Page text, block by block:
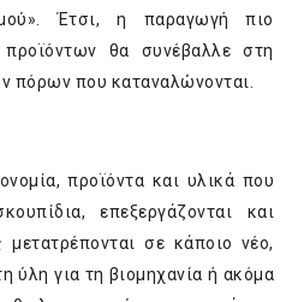
Έτσι, η παραγωγή πιο
θα συνέβαλλε στη
πόρων που καταναλώνονται.
προϊόντα και υλικά που
επεξεργάζονται και
σε κάποιο νέο,
ύλη για τη βιομηχανία ή ακόμα